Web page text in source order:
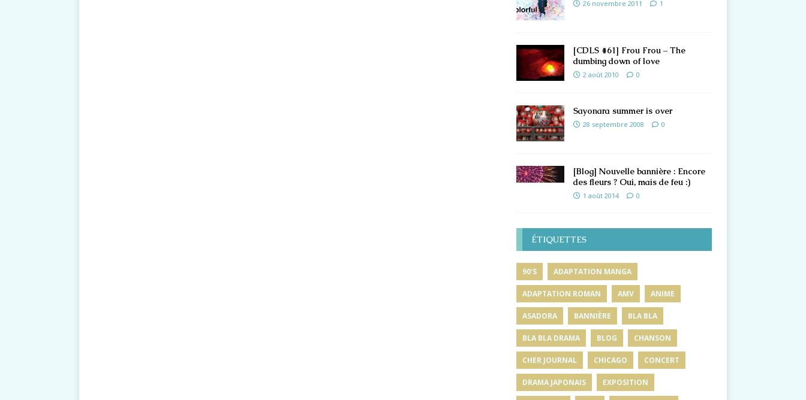
26 novembre 2011 1
[CDLS #61] Frou Frou – The
dumbing down of love
2 août 2010 0
Sayonara summer is over
28 septembre 2008 0
[Blog] Nouvelle bannière : Encore
des fleurs ? Oui, mais de feu :)
1 août 2014 0
ÉTIQUETTES
90'S ADAPTATION MANGA
ADAPTATION ROMAN AMV ANIME
ASADORA BANNIÈRE BLA BLA
BLA BLA DRAMA BLOG CHANSON
CHER JOURNAL CHICAGO CONCERT
DRAMA JAPONAIS EXPOSITION